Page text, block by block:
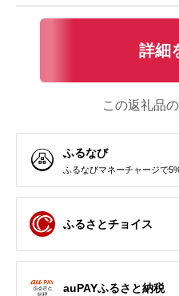
詳細
この返礼品
ふるなび
ふるなびマネーチャージで
ふるさとチョイス
auPAYふるさと納税